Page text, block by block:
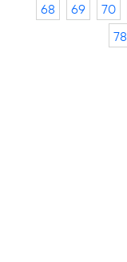
68
69 70
78